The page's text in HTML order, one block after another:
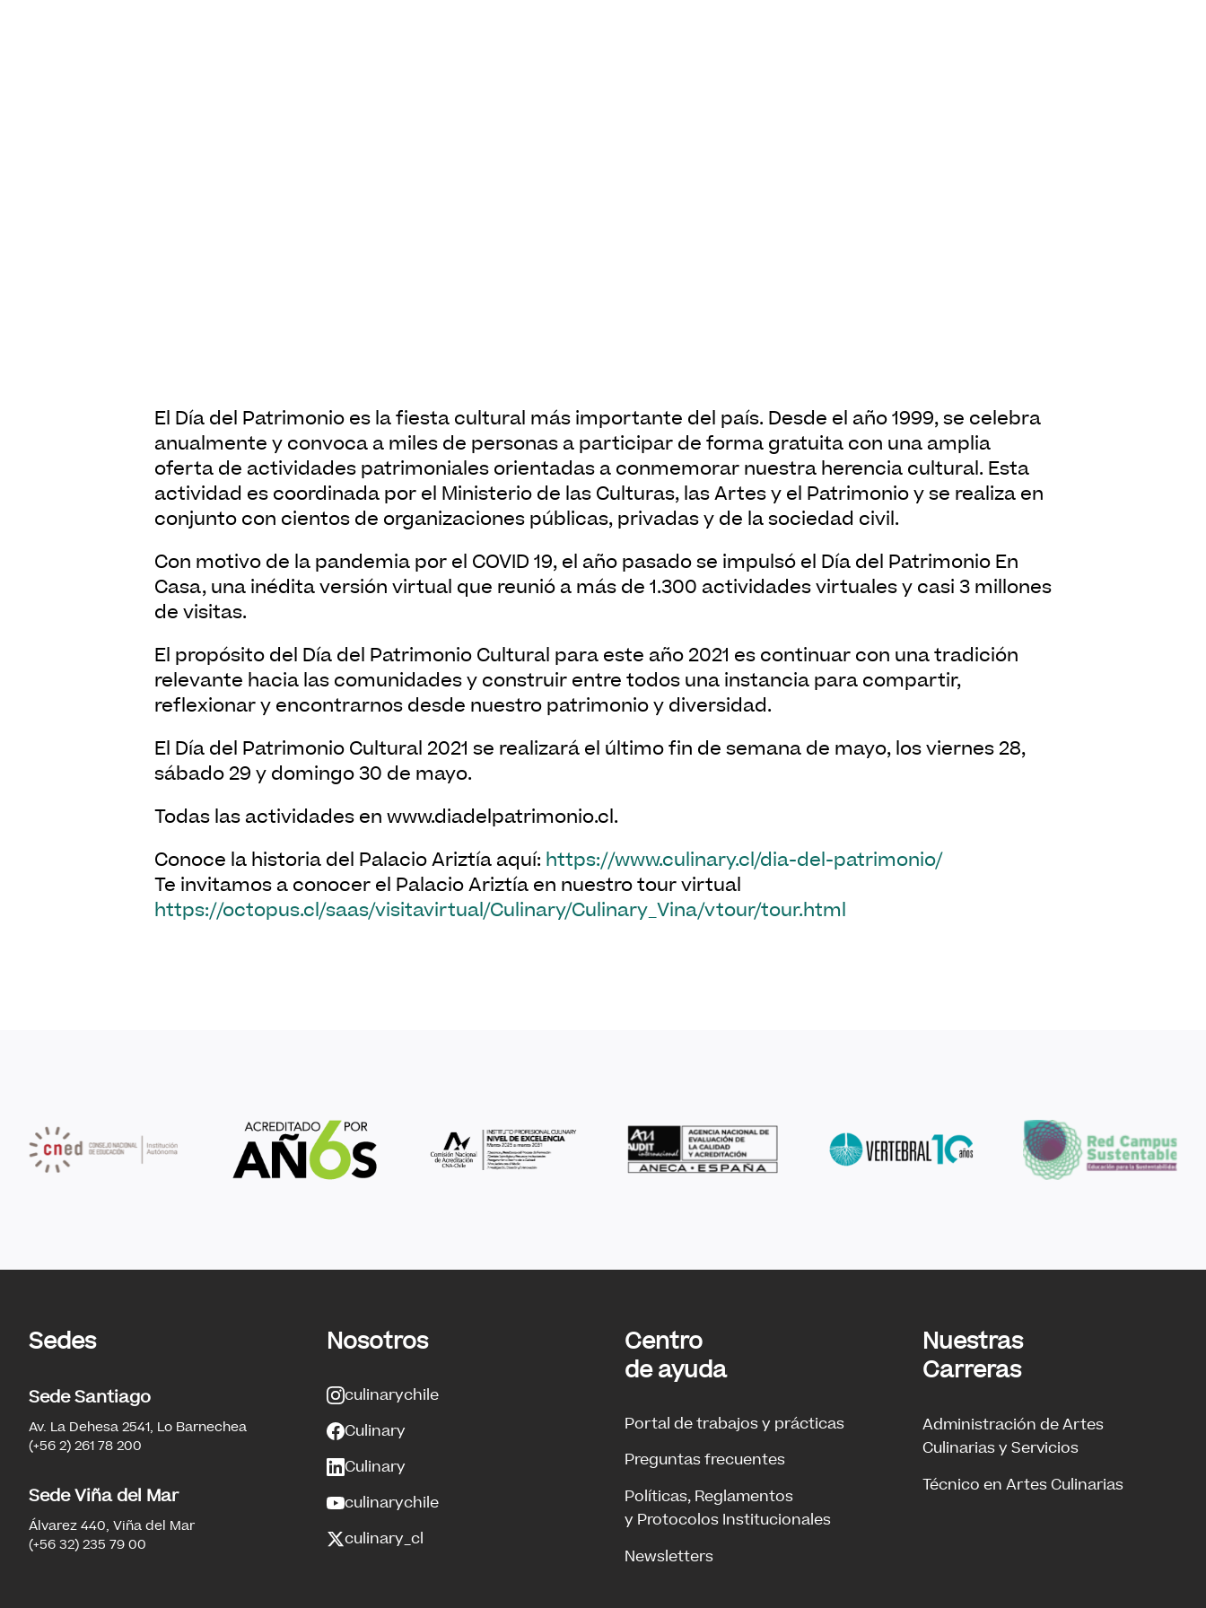
El Día del Patrimonio es la fiesta cultural más importante del país. Desde el año 1999, se celebra
anualmente y convoca a miles de personas a participar de forma gratuita con una amplia
oferta de actividades patrimoniales orientadas a conmemorar nuestra herencia cultural. Esta
actividad es coordinada por el Ministerio de las Culturas, las Artes y el Patrimonio y se realiza en
conjunto con cientos de organizaciones públicas, privadas y de la sociedad civil.
Con motivo de la pandemia por el COVID 19, el año pasado se impulsó el Día del Patrimonio En
Casa, una inédita versión virtual que reunió a más de 1.300 actividades virtuales y casi 3 millones
de visitas.
El propósito del Día del Patrimonio Cultural para este año 2021 es continuar con una tradición
relevante hacia las comunidades y construir entre todos una instancia para compartir,
reflexionar y encontrarnos desde nuestro patrimonio y diversidad.
El Día del Patrimonio Cultural 2021 se realizará el último fin de semana de mayo, los viernes 28,
sábado 29 y domingo 30 de mayo.
Todas las actividades en www.diadelpatrimonio.cl.
Conoce la historia del Palacio Ariztía aquí: https://www.culinary.cl/dia-del-patrimonio/
Te invitamos a conocer el Palacio Ariztía en nuestro tour virtual
https://octopus.cl/saas/visitavirtual/Culinary/Culinary_Vina/vtour/tour.html
Sedes
Sede Santiago
Av. La Dehesa 2541, Lo Barnechea
(+56 2) 261 78 200
Sede Viña del Mar
Álvarez 440, Viña del Mar
(+56 32) 235 79 00
Nosotros
culinarychile
Culinary
Culinary
culinarychile
culinary_cl
Centro
de ayuda
Portal de trabajos y prácticas
Preguntas frecuentes
Políticas, Reglamentos
y Protocolos Institucionales
Newsletters
Nuestras
Carreras
Administración de Artes
Culinarias y Servicios
Técnico en Artes Culinarias